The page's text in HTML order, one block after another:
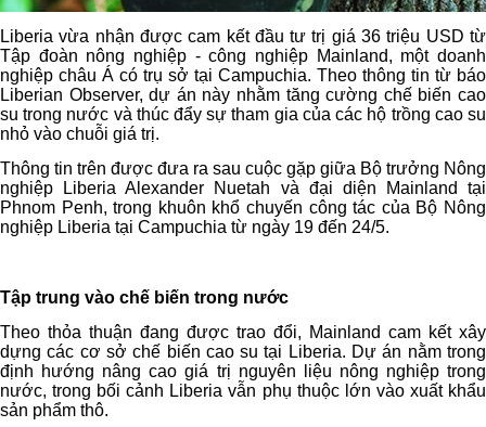
Liberia vừa nhận được cam kết đầu tư trị giá 36 triệu USD từ
Tập đoàn nông nghiệp - công nghiệp Mainland, một doanh
nghiệp châu Á có trụ sở tại Campuchia. Theo thông tin từ báo
Liberian Observer, dự án này nhằm tăng cường chế biến cao
su trong nước và thúc đẩy sự tham gia của các hộ trồng cao su
nhỏ vào chuỗi giá trị.
Thông tin trên được đưa ra sau cuộc gặp giữa Bộ trưởng Nông
nghiệp Liberia Alexander Nuetah và đại diện Mainland tại
Phnom Penh, trong khuôn khổ chuyến công tác của Bộ Nông
nghiệp Liberia tại Campuchia từ ngày 19 đến 24/5.
Tập trung vào chế biến trong nước
Theo thỏa thuận đang được trao đổi, Mainland cam kết xây
dựng các cơ sở chế biến cao su tại Liberia. Dự án nằm trong
định hướng nâng cao giá trị nguyên liệu nông nghiệp trong
nước, trong bối cảnh Liberia vẫn phụ thuộc lớn vào xuất khẩu
sản phẩm thô.